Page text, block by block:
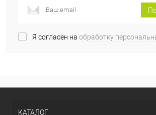
Я согласен на обработку
КАТАЛОГ